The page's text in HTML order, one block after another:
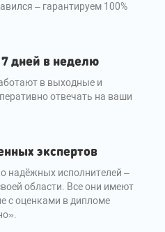
– гарантируем 100%
дней в неделю
в выходные и
отвечать на ваши
экспертов
надёжных исполнителей –
области. Все они имеют
с оценками в дипломе